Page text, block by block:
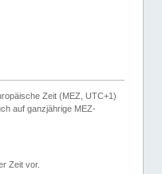
Zeit (MEZ, UTC+1)
auf ganzjährige MEZ-
Zeit vor.